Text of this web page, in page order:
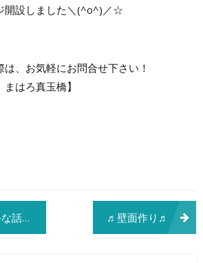
開設しました＼(^o^)／☆
、お気軽にお問合せ下さい！
はろ真玉橋】
き方～ ♬壁面作り♬